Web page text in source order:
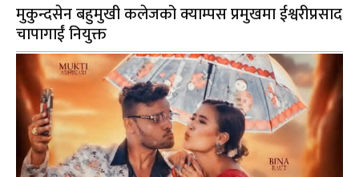
मुकुन्दसेन बहुमुखी कलेजको क्याम्पस प्रमुखमा ईश्वरीप्रसाद
चापागाईं नियुक्त